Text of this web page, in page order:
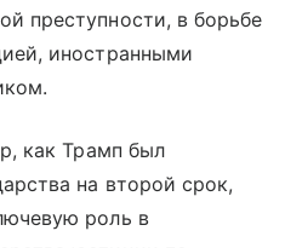
преступности, в борьбе
иностранными
как Трамп был
на второй срок,
роль в